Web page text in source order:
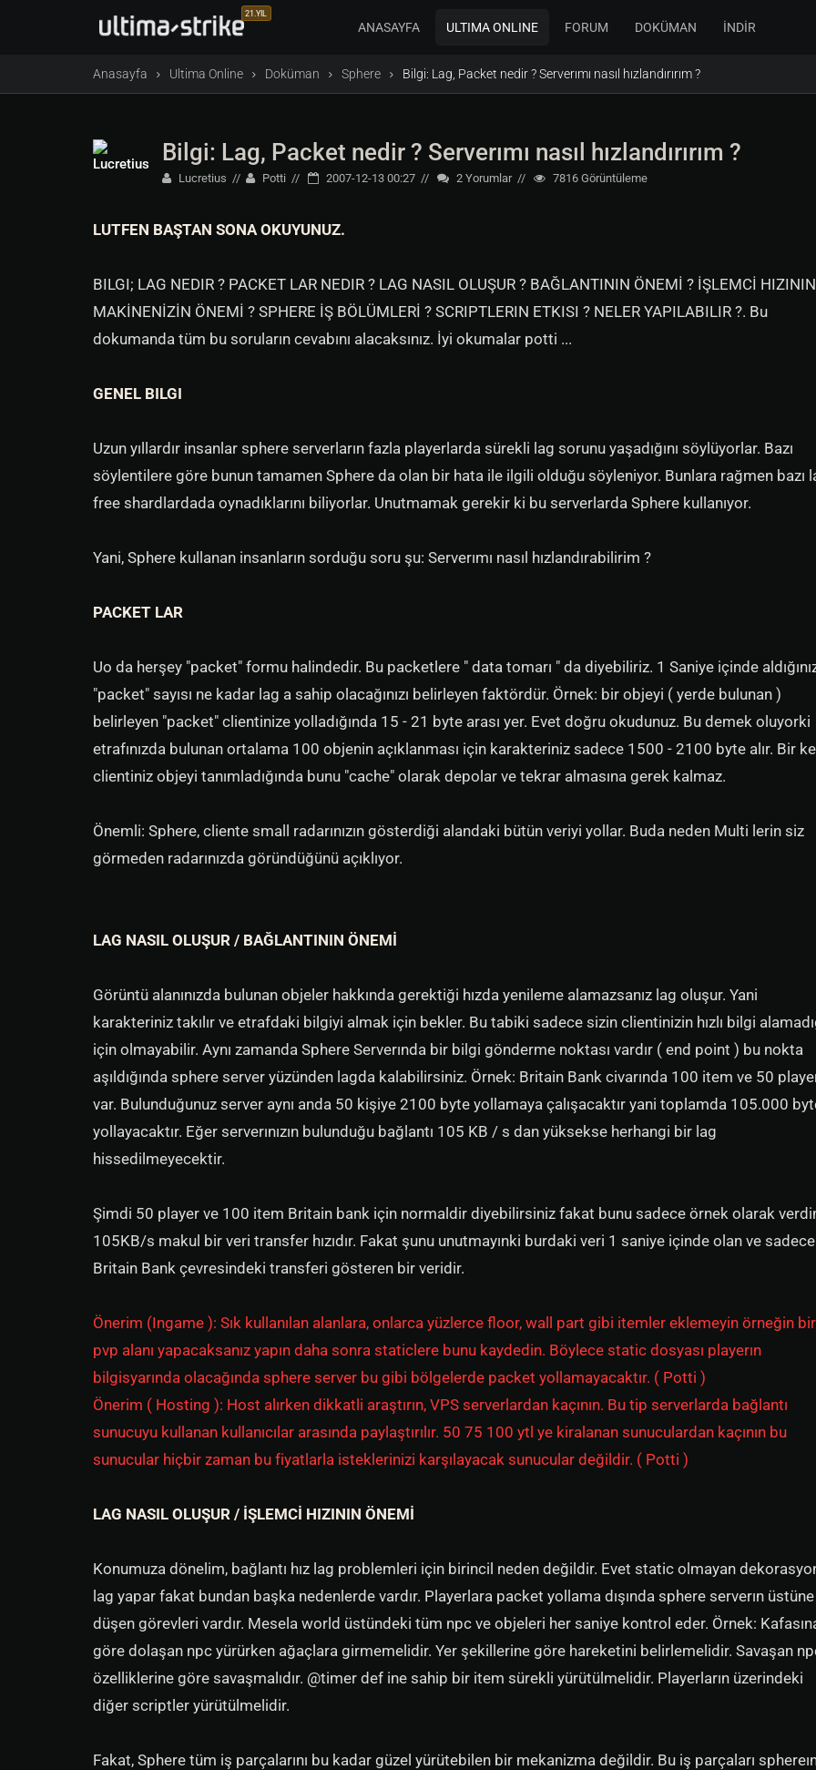
21.YIL
ANASAYFA ULTIMA ONLINE FORUM DOKÜMAN İNDİR
Anasayfa Ultima Online Doküman Sphere Bilgi: Lag, Packet nedir ? Serverımı nasıl hızlandırırım ?
Bilgi: Lag, Packet nedir ? Serverımı nasıl hızlandırırım ?
Lucretius Potti 2007-12-13 00:27 2 Yorumlar 7816 Görüntüleme
LUTFEN BAŞTAN SONA OKUYUNUZ.
BILGI; LAG NEDIR ? PACKET LAR NEDIR ? LAG NASIL OLUŞUR ? BAĞLANTININ ÖNEMİ ? İŞLEMCİ HIZININ
MAKİNENİZİN ÖNEMİ ? SPHERE İŞ BÖLÜMLERİ ? SCRIPTLERIN ETKISI ? NELER YAPILABILIR ?. Bu
dokumanda tüm bu soruların cevabını alacaksınız. İyi okumalar potti ...
GENEL BILGI
Uzun yıllardır insanlar sphere serverların fazla playerlarda sürekli lag sorunu yaşadığını söylüyorlar. Bazı
söylentilere göre bunun tamamen Sphere da olan bir hata ile ilgili olduğu söyleniyor. Bunlara rağmen bazı
free shardlardada oynadıklarını biliyorlar. Unutmamak gerekir ki bu serverlarda Sphere kullanıyor.
Yani, Sphere kullanan insanların sorduğu soru şu: Serverımı nasıl hızlandırabilirim ?
PACKET LAR
Uo da herşey "packet" formu halindedir. Bu packetlere " data tomarı " da diyebiliriz. 1 Saniye içinde
"packet" sayısı ne kadar lag a sahip olacağınızı belirleyen faktördür. Örnek: bir objeyi ( yerde bulunan )
belirleyen "packet" clientinize yolladığında 15 - 21 byte arası yer. Evet doğru okudunuz. Bu demek oluyorki
etrafınızda bulunan ortalama 100 objenin açıklanması için karakteriniz sadece 1500 - 2100 byte alır. Bir
clientiniz objeyi tanımladığında bunu "cache" olarak depolar ve tekrar almasına gerek kalmaz.
Önemli: Sphere, cliente small radarınızın gösterdiği alandaki bütün veriyi yollar. Buda neden Multi lerin siz
görmeden radarınızda göründüğünü açıklıyor.
LAG NASIL OLUŞUR / BAĞLANTININ ÖNEMİ
Görüntü alanınızda bulunan objeler hakkında gerektiği hızda yenileme alamazsanız lag oluşur. Yani
karakteriniz takılır ve etrafdaki bilgiyi almak için bekler. Bu tabiki sadece sizin clientinizin hızlı bilgi
için olmayabilir. Aynı zamanda Sphere Serverında bir bilgi gönderme noktası vardır ( end point ) bu nokta
aşıldığında sphere server yüzünden lagda kalabilirsiniz. Örnek: Britain Bank civarında 100 item ve 50
var. Bulunduğunuz server aynı anda 50 kişiye 2100 byte yollamaya çalışacaktır yani toplamda 105.000
yollayacaktır. Eğer serverınızın bulunduğu bağlantı 105 KB / s dan yüksekse herhangi bir lag
hissedilmeyecektir.
Şimdi 50 player ve 100 item Britain bank için normaldir diyebilirsiniz fakat bunu sadece örnek olarak
105KB/s makul bir veri transfer hızıdır. Fakat şunu unutmayınki burdaki veri 1 saniye içinde olan ve sadece
Britain Bank çevresindeki transferi gösteren bir veridir.
Önerim (Ingame ): Sık kullanılan alanlara, onlarca yüzlerce floor, wall part gibi itemler eklemeyin örneğin bir
pvp alanı yapacaksanız yapın daha sonra staticlere bunu kaydedin. Böylece static dosyası playerın
bilgisyarında olacağında sphere server bu gibi bölgelerde packet yollamayacaktır. ( Potti )
Önerim ( Hosting ): Host alırken dikkatli araştırın, VPS serverlardan kaçının. Bu tip serverlarda bağlantı
sunucuyu kullanan kullanıcılar arasında paylaştırılır. 50 75 100 ytl ye kiralanan sunuculardan kaçının bu
sunucular hiçbir zaman bu fiyatlarla isteklerinizi karşılayacak sunucular değildir. ( Potti )
LAG NASIL OLUŞUR / İŞLEMCİ HIZININ ÖNEMİ
Konumuza dönelim, bağlantı hız lag problemleri için birincil neden değildir. Evet static olmayan
lag yapar fakat bundan başka nedenlerde vardır. Playerlara packet yollama dışında sphere serverın üstüne
düşen görevleri vardır. Mesela world üstündeki tüm npc ve objeleri her saniye kontrol eder. Örnek:
göre dolaşan npc yürürken ağaçlara girmemelidir. Yer şekillerine göre hareketini belirlemelidir. Savaşan
özelliklerine göre savaşmalıdır. @timer def ine sahip bir item sürekli yürütülmelidir. Playerların üzerindeki
diğer scriptler yürütülmelidir.
Fakat, Sphere tüm iş parçalarını bu kadar güzel yürütebilen bir mekanizma değildir. Bu iş parçaları